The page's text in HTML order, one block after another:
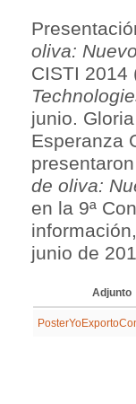
oliva:
CISTI 2014
junio.
Esperanza
de oliva:
en la 9ª
junio de
Adjunto